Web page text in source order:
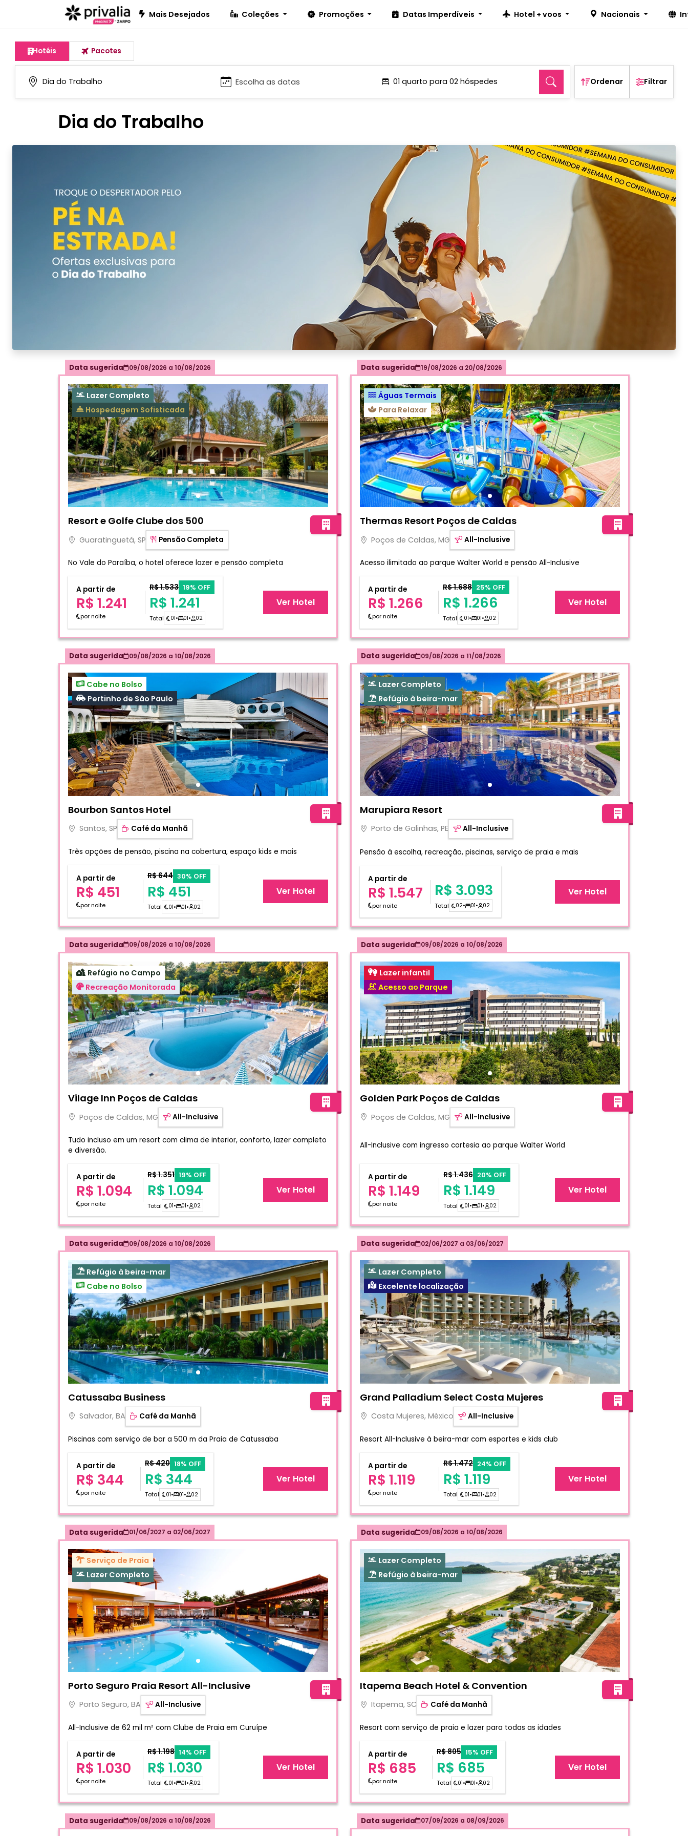
Mais Desejados Coleções Promoções Datas Imperdíveis Hotel + voos Nacionais
Hotéis Pacotes
01 quarto para 02 hóspedes Ordenar Filtrar
Dia do Trabalho
Data sugerida 09/08/2026 a 10/08/2026
Lazer Completo
Hospedagem Sofisticada
Resort e Golfe Clube dos 500
Guaratinguetá, SP Pensão Completa
No Vale do Paraíba, o hotel oferece lazer e pensão completa
A partir de
R$ 1.241
por noite
R$ 1.533 19% OFF
R$ 1.241
Total 01• 01• 02
Ver Hotel
Data sugerida 19/08/2026 a 20/08/2026
Águas Termais
Para Relaxar
Thermas Resort Poços de Caldas
Poços de Caldas, MG All-Inclusive
Acesso ilimitado ao parque Walter World e pensão All-Inclusive
A partir de
R$ 1.266
por noite
R$ 1.688 25% OFF
R$ 1.266
Total 01• 01• 02
Ver Hotel
Data sugerida 09/08/2026 a 10/08/2026
Cabe no Bolso
Pertinho de São Paulo
Bourbon Santos Hotel
Santos, SP Café da Manhã
Três opções de pensão, piscina na cobertura, espaço kids e mais
A partir de
R$ 451
por noite
R$ 644 30% OFF
R$ 451
Total 01• 01• 02
Ver Hotel
Data sugerida 09/08/2026 a 11/08/2026
Lazer Completo
Refúgio à beira-mar
Marupiara Resort
Porto de Galinhas, PE All-Inclusive
Pensão à escolha, recreação, piscinas, serviço de praia e mais
A partir de
R$ 1.547
por noite
R$ 3.093
Total 02• 01• 02
Ver Hotel
Data sugerida 09/08/2026 a 10/08/2026
Refúgio no Campo
Recreação Monitorada
Vilage Inn Poços de Caldas
Poços de Caldas, MG All-Inclusive
Tudo incluso em um resort com clima de interior, conforto, lazer completo
e diversão.
A partir de
R$ 1.094
por noite
R$ 1.351 19% OFF
R$ 1.094
Total 01• 01• 02
Ver Hotel
Data sugerida 09/08/2026 a 10/08/2026
Lazer infantil
Acesso ao Parque
Golden Park Poços de Caldas
Poços de Caldas, MG All-Inclusive
All-Inclusive com ingresso cortesia ao parque Walter World
A partir de
R$ 1.149
por noite
R$ 1.436 20% OFF
R$ 1.149
Total 01• 01• 02
Ver Hotel
Data sugerida 09/08/2026 a 10/08/2026
Refúgio à beira-mar
Cabe no Bolso
Catussaba Business
Salvador, BA Café da Manhã
Piscinas com serviço de bar a 500 m da Praia de Catussaba
A partir de
R$ 344
por noite
R$ 420 18% OFF
R$ 344
Total 01• 01• 02
Ver Hotel
Data sugerida 02/06/2027 a 03/06/2027
Lazer Completo
Excelente localização
Grand Palladium Select Costa Mujeres
Costa Mujeres, México All-Inclusive
Resort All-Inclusive à beira-mar com esportes e kids club
A partir de
R$ 1.119
por noite
R$ 1.472 24% OFF
R$ 1.119
Total 01• 01• 02
Ver Hotel
Data sugerida 01/06/2027 a 02/06/2027
Serviço de Praia
Lazer Completo
Porto Seguro Praia Resort All-Inclusive
Porto Seguro, BA All-Inclusive
All-Inclusive de 62 mil m² com Clube de Praia em Curuípe
A partir de
R$ 1.030
por noite
R$ 1.198 14% OFF
R$ 1.030
Total 01• 01• 02
Ver Hotel
Data sugerida 09/08/2026 a 10/08/2026
Lazer Completo
Refúgio à beira-mar
Itapema Beach Hotel & Convention
Itapema, SC Café da Manhã
Resort com serviço de praia e lazer para todas as idades
A partir de
R$ 685
por noite
R$ 805 15% OFF
R$ 685
Total 01• 01• 02
Ver Hotel
Data sugerida 09/08/2026 a 10/08/2026 Data sugerida 07/09/2026 a 08/09/2026